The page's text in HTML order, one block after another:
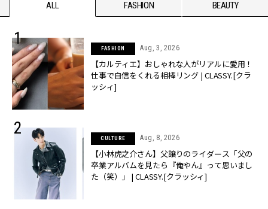
ALL FASHION BEAUTY
FASHION Aug, 3, 2026
【カルティエ】おしゃれな人がリアルに愛用！
仕事で自信をくれる相棒リング | CLASSY.[クラ
ッシィ]
CULTURE Aug, 8, 2026
【小林虎之介さん】父譲りのライダース「父の
卒業アルバムを見たら『俺やん』って思いまし
た（笑）」 | CLASSY.[クラッシィ]